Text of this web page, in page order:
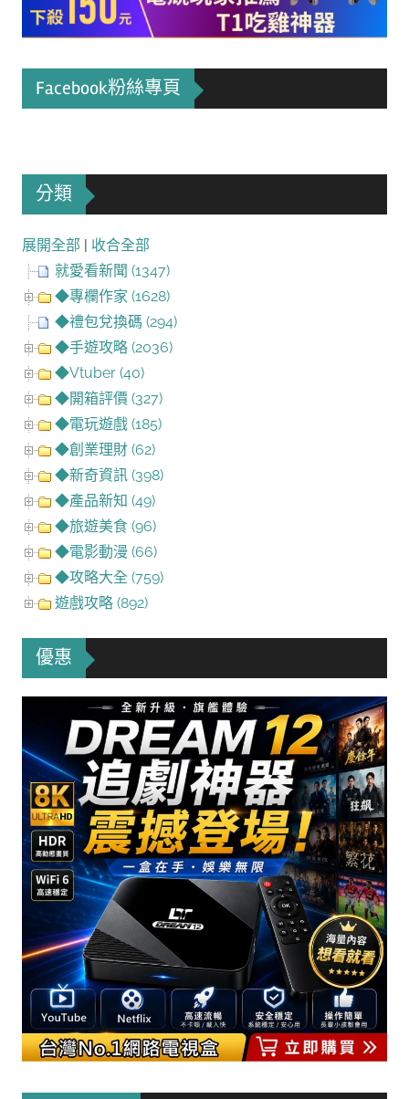
Facebook粉絲專頁
分類
展開全部
收合全部
就愛看新聞 (1347)
◆專欄作家 (1628)
◆禮包兌換碼 (294)
◆手遊攻略 (2036)
◆Vtuber (40)
◆開箱評價 (327)
◆電玩遊戲 (185)
◆創業理財 (62)
◆新奇資訊 (398)
◆產品新知 (49)
◆旅遊美食 (96)
◆電影動漫 (66)
◆攻略大全 (759)
遊戲攻略 (892)
優惠